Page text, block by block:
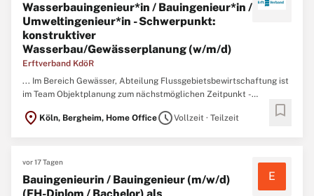
Wasserbauingenieur*in / Bauingenieur*in /
Umweltingenieur*in - Schwerpunkt:
konstruktiver
Wasserbau/Gewässerplanung (w/m/d)
Erftverband KdöR
... Im Bereich Gewässer, Abteilung Flussgebietsbewirtschaftung ist
im Team Objektplanung zum nächstmöglichen Zeitpunkt -
Bauingenieur*in
/ Umweltingenieur*in mit dem fachlichen Schwerpunkt
location_on Köln, Bergheim, Home OfficescheduleVollzeit · Teilzeit bookmark
vor 17 Tagen
Bauingenieurin / Bauingenieur (m/w/d)
E